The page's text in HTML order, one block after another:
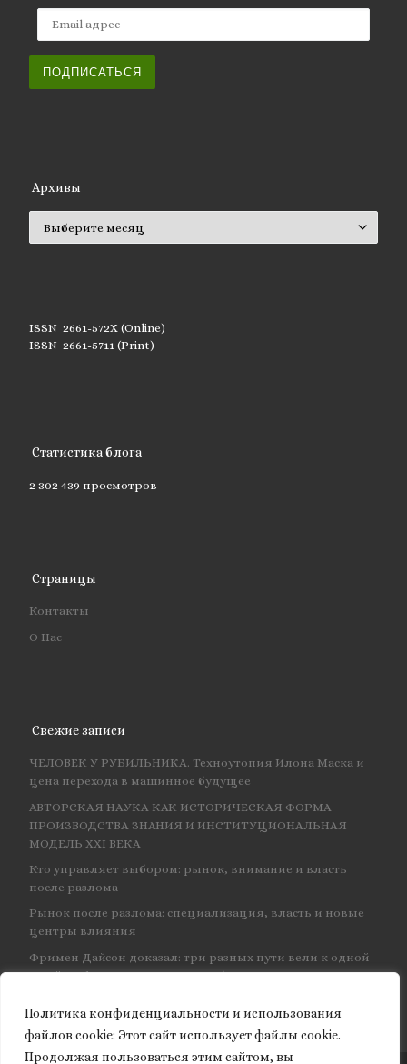
Политика конфиденциальности и использования
файлов сookie: Этот сайт использует файлы cookie.
Продолжая пользоваться этим сайтом, вы
ПОДПИСАТЬСЯ
Архивы
ISSN 2661-572X (Online)
ISSN 2661-5711 (Print)
Статистика блога
2 302 439 просмотров
Страницы
Контакты
О Нас
Свежие записи
ЧЕЛОВЕК У РУБИЛЬНИКА. Техноутопия Илона Маска и
цена перехода в машинное будущее
АВТОРСКАЯ НАУКА КАК ИСТОРИЧЕСКАЯ ФОРМА
ПРОИЗВОДСТВА ЗНАНИЯ И ИНСТИТУЦИОНАЛЬНАЯ
МОДЕЛЬ XXI ВЕКА
Кто управляет выбором: рынок, внимание и власть
после разлома
Рынок после разлома: специализация, власть и новые
центры влияния
Фримен Дайсон доказал: три разных пути вели к одной
и той же физике — и навсегда объединил КЭД